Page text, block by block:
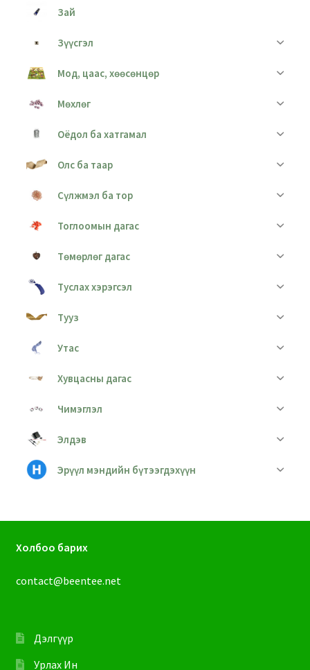
Зай
Зүүсгэл
Мод, цаас, хөөсөнцөр
Мөхлөг
Оёдол ба хатгамал
Олс ба таар
Сүлжмэл ба тор
Тоглоомын дагас
Төмөрлөг дагас
Туслах хэрэгсэл
Тууз
Утас
Хувцасны дагас
Чимэглэл
Элдэв
Эрүүл мэндийн бүтээгдэхүүн
Холбоо барих
contact@beentee.net
Дэлгүүр
Урлах Ин